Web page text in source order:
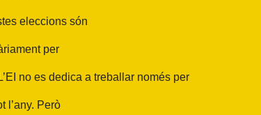
eleccions són
per
no es dedica a treballar només per
l’any. Però